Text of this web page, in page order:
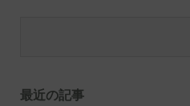
最近の記事